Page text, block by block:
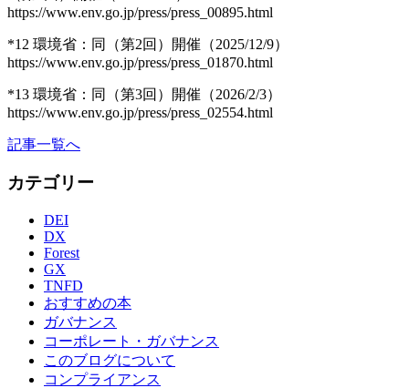
https://www.env.go.jp/press/press_00895.html
*12 環境省：同（第2回）開催（2025/12/9）
https://www.env.go.jp/press/press_01870.html
*13 環境省：同（第3回）開催（2026/2/3）
https://www.env.go.jp/press/press_02554.html
記事一覧へ
カテゴリー
DEI
DX
Forest
GX
TNFD
おすすめの本
ガバナンス
コーポレート・ガバナンス
このブログについて
コンプライアンス